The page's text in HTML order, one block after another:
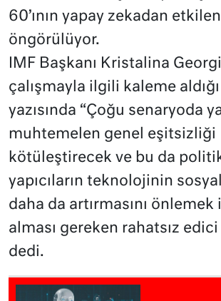
60’ının yapay zekadan
öngörülüyor.
IMF Başkanı Kristalina
çalışmayla ilgili kaleme
yazısında “Çoğu senaryoda
muhtemelen genel eşitsizliği
kötüleştirecek ve bu da
yapıcıların teknolojinin
daha da artırmasını önlemek
alması gereken rahatsız
dedi.